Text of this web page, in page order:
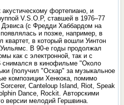
фортепиано, и
V.S.O.P, ставшей в 1976–77
Дэвиса (с Фредди Хаббардом на
и позже, например, в
квартет, в который вошли Уинтон
В 90-е годы продолжал
как с электронной, так и с
снимался в кинофильме "Около
(получил "Оскар" за музыкальное
композиции Хенкока, помимо
Canteloup Island, Riot, Speak
Dance, Rockit. Авторскими
версии мелодий Гершвина.